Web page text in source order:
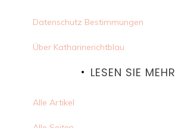
Datenschutz Bestimmungen
Über Katharinerichtblau
LESEN SIE MEHR
Alle Artikel